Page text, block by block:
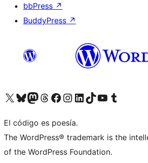
bbPress ↗
BuddyPress ↗
Visita nuestra cuenta de X (anteriormente Twitter)
Visita nuestra cuenta de Bluesky
Visita nuestra cuenta de Mastodon
Visita nuestra cuenta de Threads
Visita nuestra página de Facebook
Visita nuestra cuenta de Instagram
Visita nuestra cuenta de LinkedIn
Visita nuestra cuenta de TikTok
Visita nuestro canal de YouTube
Visita nuestra cuenta de Tumblr
El código es poesía.
The WordPress® trademark is the
of the WordPress Foundation.